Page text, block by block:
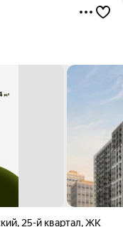
, 25-й квартал,ЖК